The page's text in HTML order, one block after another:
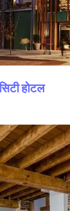
होटल